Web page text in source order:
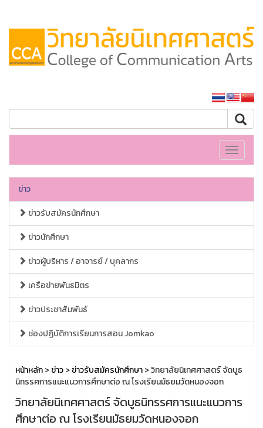
Toggle
ข่าว
ข่าวรับสมัครนักศึกษา
ข่าวนักศึกษา
ข่าวผู้บริหาร / อาจารย์ / บุคลากร
เครือข่ายพันธมิตร
ข่าวประชาสัมพันธ์
ช่องปฏิบัติการเรียนการสอน Jomkao
หน้าหลัก>ข่าว>ข่าวรับสมัครนักศึกษา> วิทยาลัยนิเทศศาสตร์ จัดบูธ
นิทรรศการแนะแนวการศึกษาต่อ ณ โรงเรียนมัธยมวัดหนองจอก
วิทยาลัยนิเทศศาสตร์ จัดบูธนิทรรศการแนะแนวการ
ศึกษาต่อ ณ โรงเรียนมัธยมวัดหนองจอก